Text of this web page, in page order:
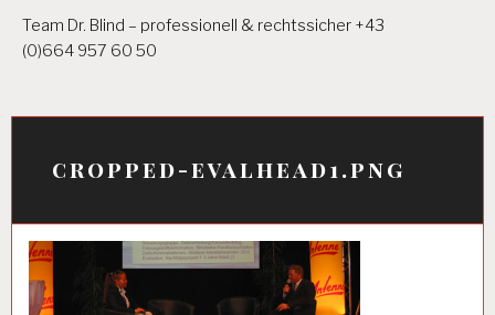
Team Dr. Blind – professionell & rechtssicher +43
(0)664 957 60 50
cropped-evalhead1.png